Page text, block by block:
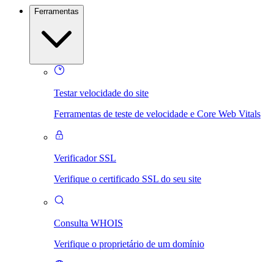
Ferramentas
Testar velocidade do site
Ferramentas de teste de velocidade e Core Web Vitals
Verificador SSL
Verifique o certificado SSL do seu site
Consulta WHOIS
Verifique o proprietário de um domínio